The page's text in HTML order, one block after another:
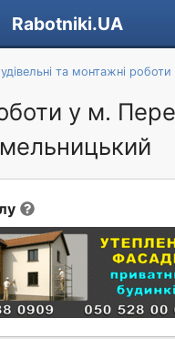
Rabotniki.UA
та монтажні роботи
у м.